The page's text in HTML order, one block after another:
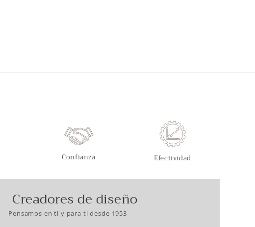
Confianza Efectividad
Creadores de diseño
Pensamos en ti y para ti desde 1953